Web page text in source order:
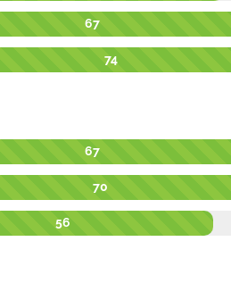
67
74
67
70
56